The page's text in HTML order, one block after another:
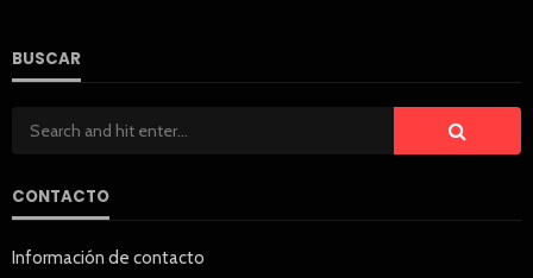
BUSCAR
CONTACTO
Información de contacto